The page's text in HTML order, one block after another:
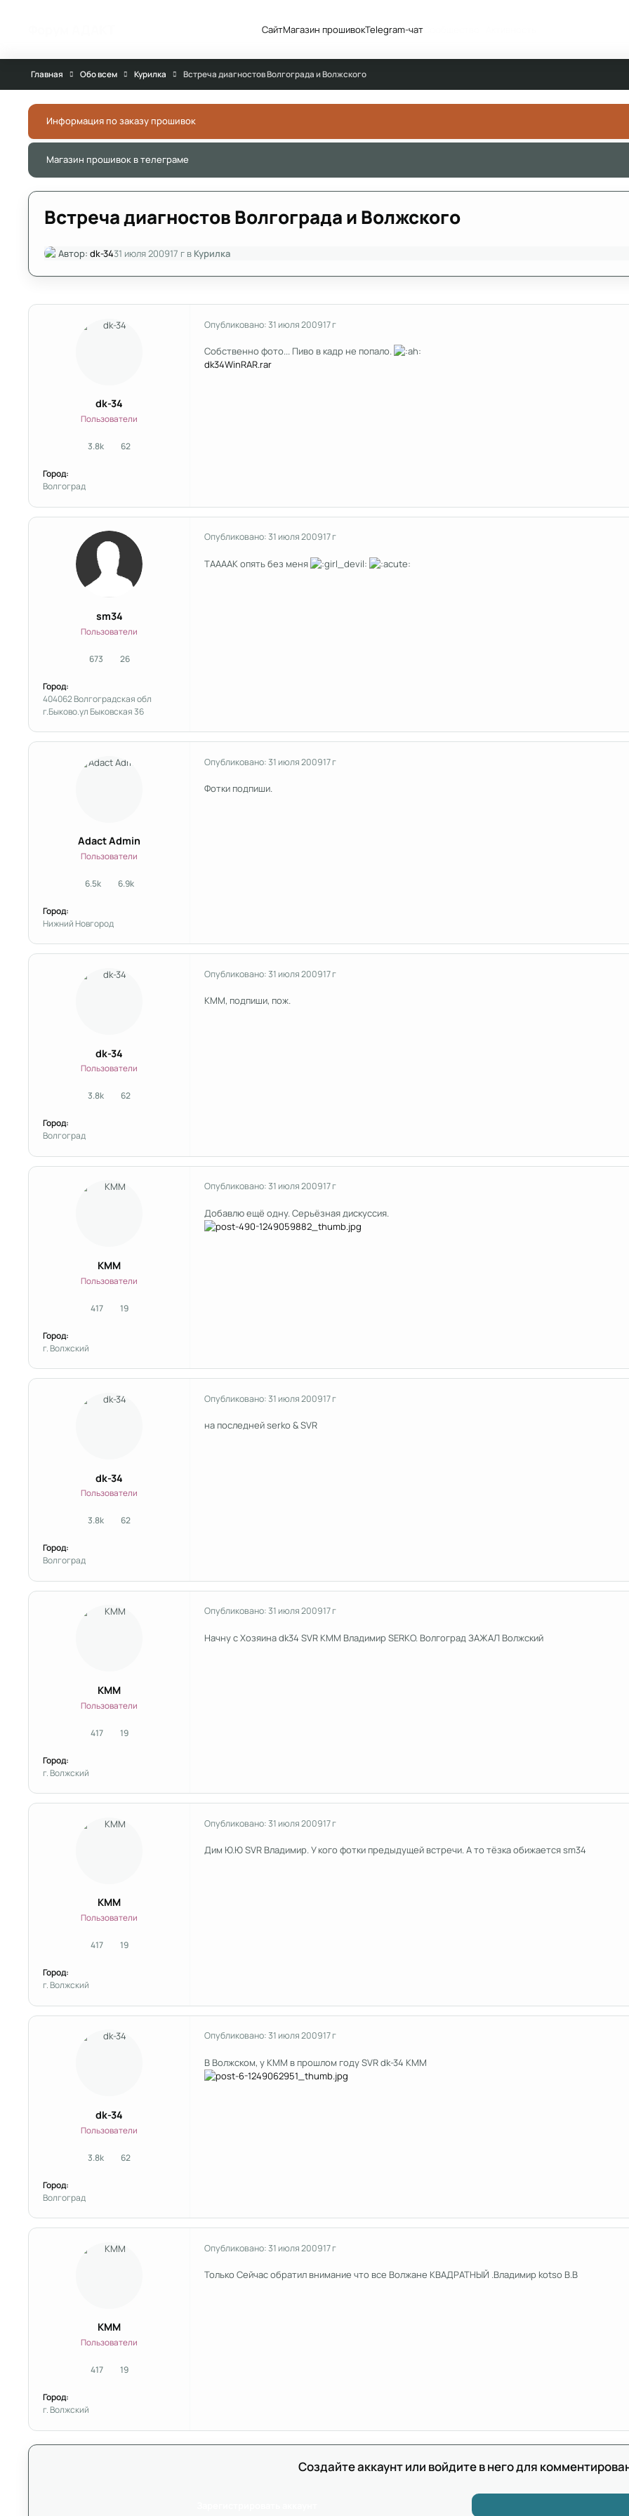
СайтМагазин прошивокTelegram-чатСообщество
Главная Обо всем Курилка Встреча диагностов Волгограда и Волжского
Информация по заказу прошивок
Магазин прошивок в телеграме
Встреча диагностов Волгограда и Волжского
Автор: dk-3431 июля 200917 гв Курилка
dk-34
Пользователи
3.8kсообщения
62Репутация
Город:
Волгоград
Опубликовано:31 июля 200917 г
Собственно фото... Пиво в кадр не попало.
dk34WinRAR.rar
sm34
Пользователи
673сообщения
26Репутация
Город:
404062 Волгоградская обл
г.Быково.ул Быковская 36
Опубликовано:31 июля 200917 г
ТААААК опять без меня
Adact Admin
Пользователи
6.5k
сообщения
6.9k
Репутация
Город:
Нижний Новгород
Опубликовано:31 июля 200917 г
Фотки подпиши.
dk-34
Пользователи
3.8kсообщения
62Репутация
Город:
Волгоград
Опубликовано:31 июля 200917 г
КММ, подпиши, пож.
KMM
Пользователи
417сообщения
19Репутация
Город:
г. Волжский
Опубликовано:31 июля 200917 г
Добавлю ещё одну. Серьёзная дискуссия.
dk-34
Пользователи
3.8kсообщения
62Репутация
Город:
Волгоград
Опубликовано:31 июля 200917 г
на последней serko & SVR
KMM
Пользователи
417сообщения
19Репутация
Город:
г. Волжский
Опубликовано:31 июля 200917 г
Начну с Хозяина dk34 SVR KMM Владимир SERKO. Волгоград ЗАЖАЛ Волжский
KMM
Пользователи
417сообщения
19Репутация
Город:
г. Волжский
Опубликовано:31 июля 200917 г
Дим Ю.Ю SVR Владимир. У кого фотки предыдущей встречи. А то тёзка обижается sm34
dk-34
Пользователи
3.8kсообщения
62Репутация
Город:
Волгоград
Опубликовано:31 июля 200917 г
В Волжском, у КММ в прошлом году SVR dk-34 КММ
KMM
Пользователи
417сообщения
19Репутация
Город:
г. Волжский
Опубликовано:31 июля 200917 г
Только Сейчас обратил внимание что все Волжане КВАДРАТНЫЙ .Владимир kotso В.В
Создайте аккаунт или войдите в него для